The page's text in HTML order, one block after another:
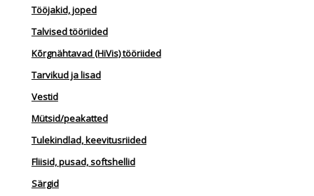
Tööjakid, joped
Talvised tööriided
Kõrgnähtavad (HiVis) tööriided
Tarvikud ja lisad
Vestid
Mütsid/peakatted
Tulekindlad, keevitusriided
Fliisid, pusad, softshellid
Särgid